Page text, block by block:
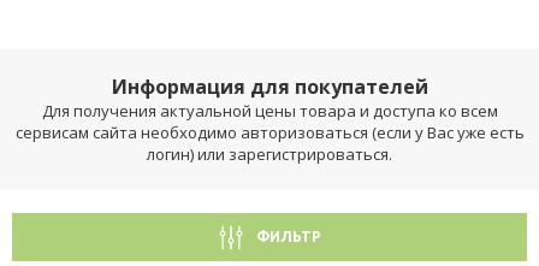
Информация для покупателей
Для получения актуальной цены товара и доступа ко всем
сервисам сайта необходимо авторизоваться (если у Вас уже есть
логин) или зарегистрироваться.
ФИЛЬТР